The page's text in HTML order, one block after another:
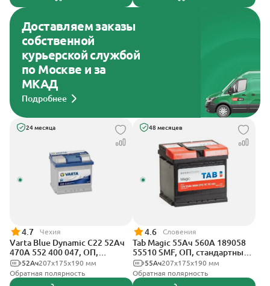
Доставляем заказы
собственной
курьерской службой
по Москве и за
МКАД
Подробнее
24 месяца
4.7 Чехия
Varta Blue Dynamic C22 52Ач
470А 552 400 047, ОП,
стандартные клеммы
207х175х190 мм
52Ач
Обратная полярность
48 месяцев
4.6 Словения
Tab Magic 55Ач 560А 189058
55510 SMF, ОП, стандартные
клеммы207x175x190 мм
55Ач
Обратная полярность